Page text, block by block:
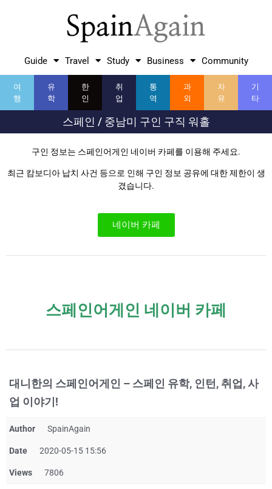
Guide Travel Study Business Community
여
행
유
학
한
인
취
업
통
역
과
외
자
유
기
타
스페인 / 중남미 구인 구직 워홀
구인 정보는 스페인어게인 네이버 카페를 이용해 주세요.
최근 캄보디아 납치 사건 등으로 인해 구인 정보 공유에 대한 제한이 생
겼습니다.
네이버 카페
스페인어게인 네이버 카페
대니한의 스페인어게인 – 스페인 유학, 인턴, 취업, 사
업 이야기!
Author SpainAgain
Date 2020-05-15 15:56
Views 7806